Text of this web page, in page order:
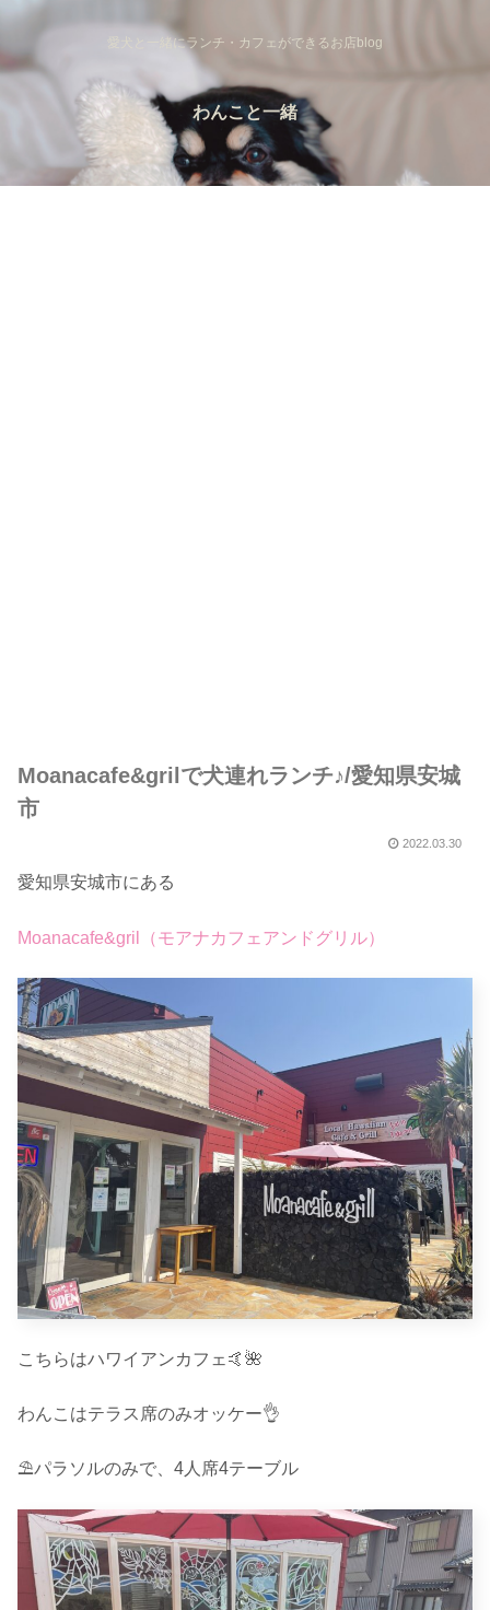
愛犬と一緒にランチ・カフェができるお店blog
わんこと一緒
Moanacafe&grilで犬連れランチ♪/愛知県安城
市
2022.03.30
愛知県安城市にある
Moanacafe&gril（モアナカフェアンドグリル）
こちらはハワイアンカフェ🤙🌺
わんこはテラス席のみオッケー👌
⛱パラソルのみで、4人席4テーブル